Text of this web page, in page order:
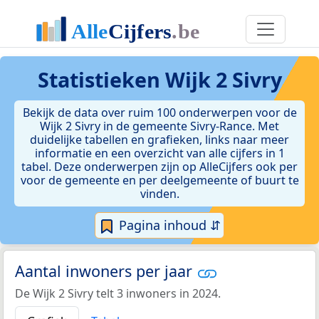
Statistieken Wijk 2 Sivry
Bekijk de data over ruim 100 onderwerpen voor de
Wijk 2 Sivry in de gemeente Sivry-Rance. Met
duidelijke tabellen en grafieken, links naar meer
informatie en een overzicht van alle cijfers in 1
tabel. Deze onderwerpen zijn op AlleCijfers ook per
voor de gemeente en per deelgemeente of buurt te
vinden.
Pagina inhoud ⇵
Aantal inwoners per jaar
De Wijk 2 Sivry telt 3 inwoners in 2024.